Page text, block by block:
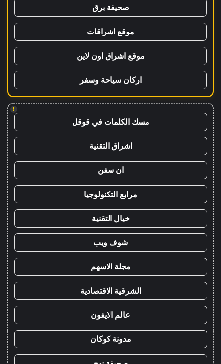
صحيفة برق
موقع اشراقات
موقع اشراق اون لاين
اركان سياحة وسفر
!
مسك الكلمات في قوقل
اشراق التقنية
ان سفن
مرابع التكنولوجيا
خيال التقنية
شوف ويب
مجلة الاسهم
الشرقية الاقتصادية
عالم الايفون
مدونة كوكان